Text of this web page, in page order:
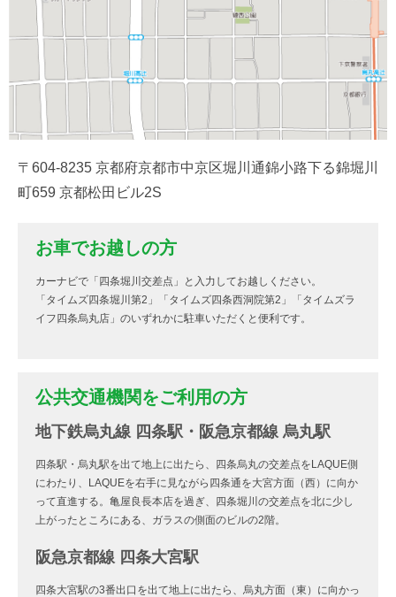
〒604-8235 京都府京都市中京区堀川通錦小路下る錦堀川
町659 京都松田ビル2S
お車でお越しの方
カーナビで「四条堀川交差点」と入力してお越しください。
「タイムズ四条堀川第2」「タイムズ四条西洞院第2」「タイムズラ
イフ四条烏丸店」のいずれかに駐車いただくと便利です。
公共交通機関をご利用の方
地下鉄烏丸線 四条駅・阪急京都線 烏丸駅
四条駅・烏丸駅を出て地上に出たら、四条烏丸の交差点をLAQUE側
にわたり、LAQUEを右手に見ながら四条通を大宮方面（西）に向か
って直進する。亀屋良長本店を過ぎ、四条堀川の交差点を北に少し
上がったところにある、ガラスの側面のビルの2階。
阪急京都線 四条大宮駅
四条大宮駅の3番出口を出て地上に出たら、烏丸方面（東）に向かっ